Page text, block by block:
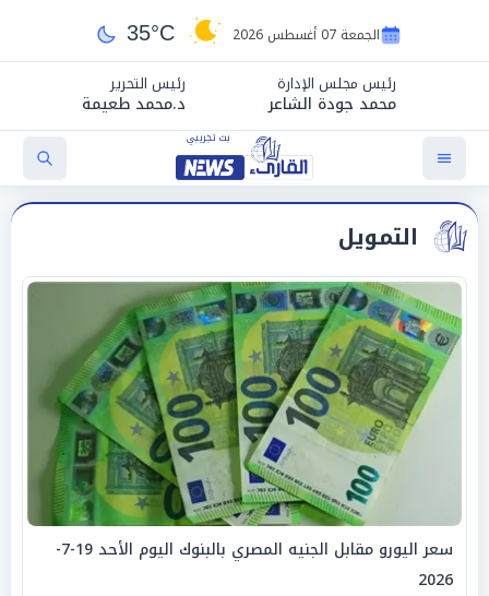
الجمعة 07 أغسطس 2026 35°C
رئيس مجلس الإدارة
محمد جودة الشاعر
رئيس التحرير
د.محمد طعيمة
التمويل
سعر اليورو مقابل الجنيه المصري بالبنوك اليوم الأحد 19-7-
2026